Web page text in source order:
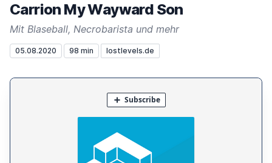
Carrion My Wayward Son
Mit Blaseball, Necrobarista und mehr
05.08.2020 98 min lostlevels.de